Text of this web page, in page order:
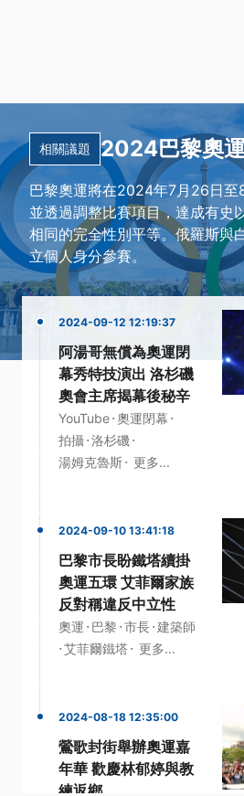
相關議題 2024巴黎奧
巴黎奧運將在2024年7月26日至
並透過調整比賽項目，達成有史
相同的完全性別平等。俄羅斯與
立個人身分參賽。
2024-09-12 12:19:37
阿湯哥無償為奧運閉
幕秀特技演出 洛杉磯
奧會主席揭幕後秘辛
YouTube· 奧運閉幕 ·
拍攝·洛杉磯 ·
湯姆克魯斯· 更多...
2024-09-10 13:41:18
巴黎市長盼鐵塔續掛
奧運五環 艾菲爾家族
反對稱違反中立性
奧運 · 巴黎 ·市長·建築師
·艾菲爾鐵塔· 更多...
2024-08-18 12:35:00
鶯歌封街舉辦奧運嘉
年華 歡慶林郁婷與教
練返鄉